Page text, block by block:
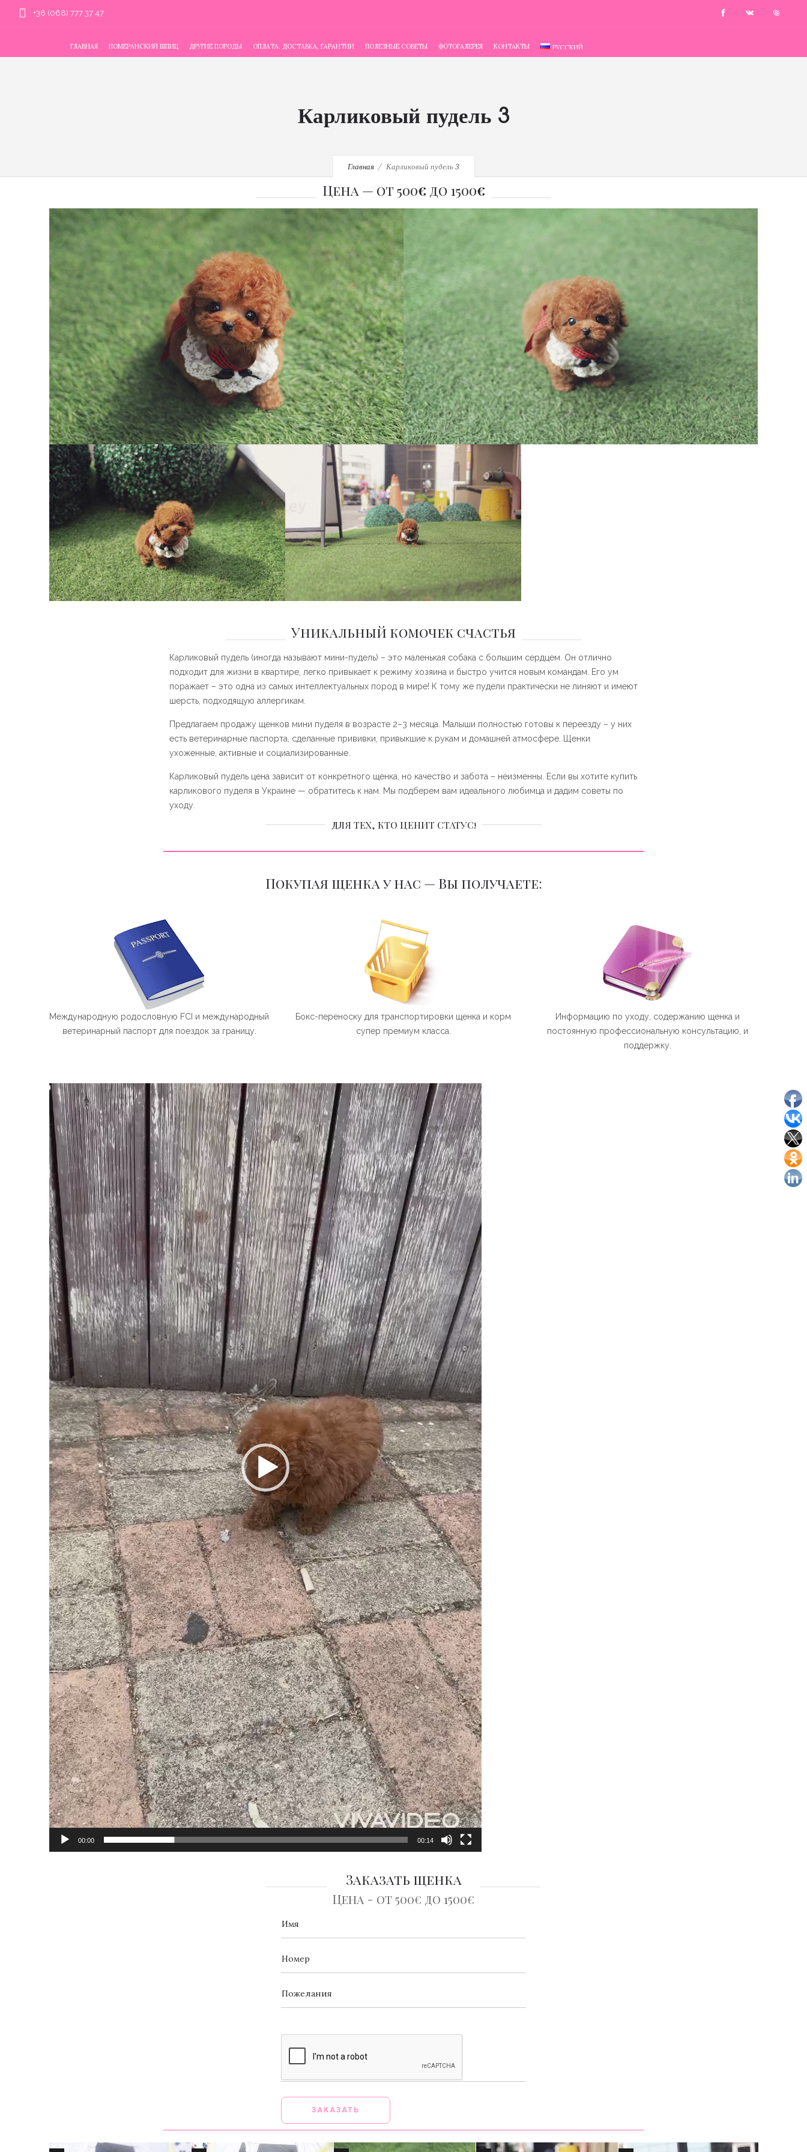
+38 (068) 777 37 47
ГЛАВНАЯ ПОМЕРАНСКИЙ ШПИЦ ДРУГИЕ ПОРОДЫ ОПЛАТА, ДОСТАВКА, ГАРАНТИИ ПОЛЕЗНЫЕ СОВЕТЫ ФОТОГАЛЕРЕЯ КОНТАКТЫ РУССКИЙ
Карликовый пудель 3
Главная Карликовый пудель 3
Цена — от 500€ до 1500€
Уникальный комочек счастья
Карликовый пудель (иногда называют мини-пудель) – это маленькая собака с большим сердцем. Он отлично
подходит для жизни в квартире, легко привыкает к режиму хозяина и быстро учится новым командам. Его ум
поражает – это одна из самых интеллектуальных пород в мире! К тому же пудели практически не линяют и имеют
шерсть, подходящую аллергикам.
Предлагаем продажу щенков мини пуделя в возрасте 2–3 месяца. Малыши полностью готовы к переезду – у них
есть ветеринарные паспорта, сделанные прививки, привыкшие к рукам и домашней атмосфере. Щенки
ухоженные, активные и социализированные.
Карликовый пудель цена зависит от конкретного щенка, но качество и забота – неизменны. Если вы хотите купить
карликового пуделя в Украине — обратитесь к нам. Мы подберем вам идеального любимца и дадим советы по
уходу.
ДЛЯ ТЕХ, КТО ЦЕНИТ СТАТУС!
Покупая щенка у нас — Вы получаете:
Международную родословную FCI и международный
ветеринарный паспорт для поездок за границу.
Бокс-переноску для транспортировки щенка и корм
супер премиум класса.
Информацию по уходу, содержанию щенка и
постоянную профессиональную консультацию, и
поддержку.
Видеоплеер
00:00 00:14
Заказать щенка
Цена - от 500€ до 1500€